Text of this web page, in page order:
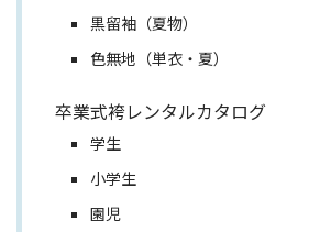
黒留袖（夏物）
色無地（単衣・夏）
卒業式袴レンタルカタログ
学生
小学生
園児